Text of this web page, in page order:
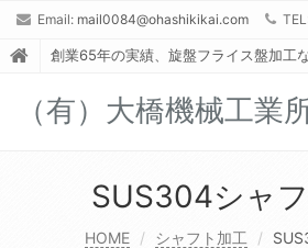
Email: mail0084@ohashikikai.com
創業65年の実績、旋盤フライス盤加工
（有）大橋機械工業
SUS304シャ
HOME シャフト加工